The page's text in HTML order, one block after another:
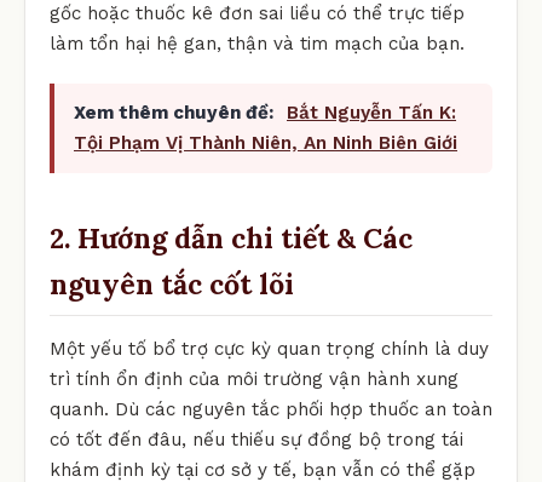
gốc hoặc thuốc kê đơn sai liều có thể trực tiếp
làm tổn hại hệ gan, thận và tim mạch của bạn.
Xem thêm chuyên đề:
Bắt Nguyễn Tấn K:
Tội Phạm Vị Thành Niên, An Ninh Biên Giới
2. Hướng dẫn chi tiết & Các
nguyên tắc cốt lõi
Một yếu tố bổ trợ cực kỳ quan trọng chính là duy
trì tính ổn định của môi trường vận hành xung
quanh. Dù các nguyên tắc phối hợp thuốc an toàn
có tốt đến đâu, nếu thiếu sự đồng bộ trong tái
khám định kỳ tại cơ sở y tế, bạn vẫn có thể gặp